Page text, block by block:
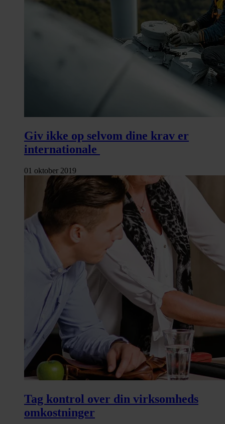
Giv ikke op selvom dine krav er
internationale
01 oktober 2019
Tag kontrol over din virksomheds
omkostninger